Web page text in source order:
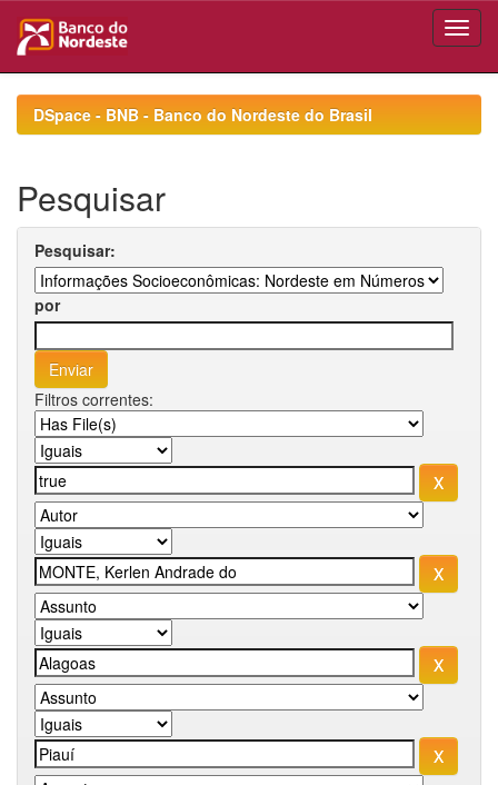
navigationDSpace - BNB - Banco do Nordeste do Brasil
Pesquisar
Pesquisar:
por
Filtros correntes: